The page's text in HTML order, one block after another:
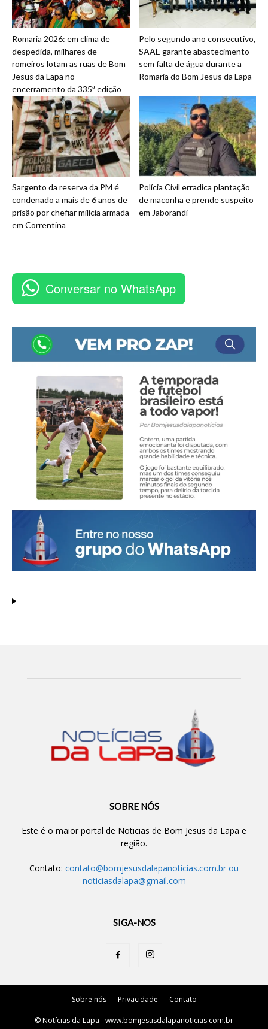
Romaria 2026: em clima de
despedida, milhares de
romeiros lotam as ruas de Bom
Jesus da Lapa no
encerramento da 335ª edição
Pelo segundo ano consecutivo,
SAAE garante abastecimento
sem falta de água durante a
Romaria do Bom Jesus da Lapa
Sargento da reserva da PM é
condenado a mais de 6 anos de
prisão por chefiar milícia armada
em Correntina
Polícia Civil erradica plantação
de maconha e prende suspeito
em Jaborandi
Conversar no WhatsApp
SOBRE NÓS
Este é o maior portal de Noticias de Bom Jesus da Lapa e
região.
Contato: contato@bomjesusdalapanoticias.com.br ou
noticiasdalapa@gmail.com
SIGA-NOS
Sobre nós Privacidade Contato
© Notícias da Lapa - www.bomjesusdalapanoticias.com.br